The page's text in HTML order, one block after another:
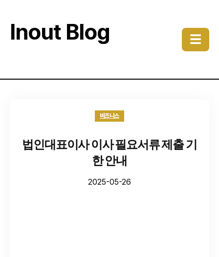
Inout Blog ☰
비즈니스
법인대표이사 이사 필요서류 제출 기
한 안내
2025-05-26